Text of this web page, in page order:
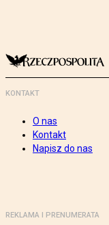
KONTAKT
O nas
Kontakt
Napisz do nas
REKLAMA I PRENUMERATA